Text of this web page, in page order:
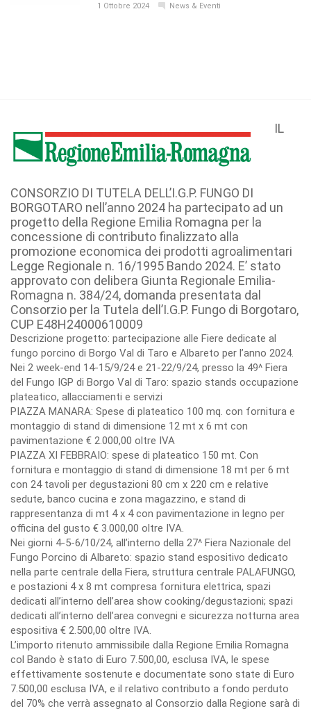
1 Ottobre 2024 News & Eventi
IL
CONSORZIO DI TUTELA DELL’I.G.P. FUNGO DI
BORGOTARO nell’anno 2024 ha partecipato ad un
progetto della Regione Emilia Romagna per la
concessione di contributo finalizzato alla
promozione economica dei prodotti agroalimentari
Legge Regionale n. 16/1995 Bando 2024. E’ stato
approvato con delibera Giunta Regionale Emilia-
Romagna n. 384/24, domanda presentata dal
Consorzio per la Tutela dell’I.G.P. Fungo di Borgotaro,
CUP E48H24000610009
Descrizione progetto: partecipazione alle Fiere dedicate al
fungo porcino di Borgo Val di Taro e Albareto per l’anno 2024.
Nei 2 week-end 14-15/9/24 e 21-22/9/24, presso la 49^ Fiera
del Fungo IGP di Borgo Val di Taro: spazio stands occupazione
plateatico, allacciamenti e servizi
PIAZZA MANARA: Spese di plateatico 100 mq. con fornitura e
montaggio di stand di dimensione 12 mt x 6 mt con
pavimentazione € 2.000,00 oltre IVA
PIAZZA XI FEBBRAIO: spese di plateatico 150 mt. Con
fornitura e montaggio di stand di dimensione 18 mt per 6 mt
con 24 tavoli per degustazioni 80 cm x 220 cm e relative
sedute, banco cucina e zona magazzino, e stand di
rappresentanza di mt 4 x 4 con pavimentazione in legno per
officina del gusto € 3.000,00 oltre IVA.
Nei giorni 4-5-6/10/24, all’interno della 27^ Fiera Nazionale del
Fungo Porcino di Albareto: spazio stand espositivo dedicato
nella parte centrale della Fiera, struttura centrale PALAFUNGO,
e postazioni 4 x 8 mt compresa fornitura elettrica, spazi
dedicati all’interno dell’area show cooking/degustazioni; spazi
dedicati all’interno dell’area convegni e sicurezza notturna area
espositiva € 2.500,00 oltre IVA.
L’importo ritenuto ammissibile dalla Regione Emilia Romagna
col Bando è stato di Euro 7.500,00, esclusa IVA, le spese
effettivamente sostenute e documentate sono state di Euro
7.500,00 esclusa IVA, e il relativo contributo a fondo perduto
del 70% che verrà assegnato al Consorzio dalla Regione sarà di